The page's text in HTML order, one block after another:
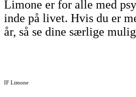
Limone er for alle med
inde på livet. Hvis du er
år, så se dine særlige
IF Limone